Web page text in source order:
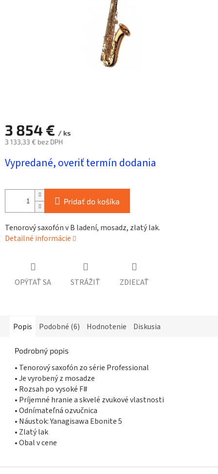
3 854 € / ks
3 133,33 € bez DPH
cena:
Vypredané, overiť termín dodania
Pridať do košíka
Tenorový saxofón v B ladení, mosadz, zlatý lak.
Detailné informácie
OPÝTAŤ SA STRÁŽIŤ ZDIEĽAŤ
Popis Podobné (6) Hodnotenie Diskusia
Podrobný popis
• Tenorový saxofón zo série Professional
• Je vyrobený z mosadze
• Rozsah po vysoké F#
• Príjemné hranie a skvelé zvukové vlastnosti
• Odnímateľná ozvučnica
• Náustok: Yanagisawa Ebonite 5
• Zlatý lak
• Obal v cene